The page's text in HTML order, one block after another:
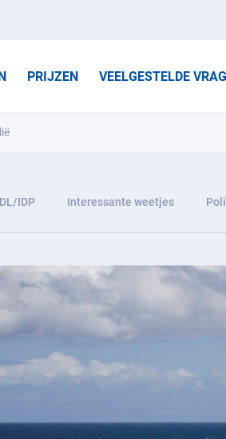
PRIJZEN VEELGESTELDE
IDP Interessante weetjes